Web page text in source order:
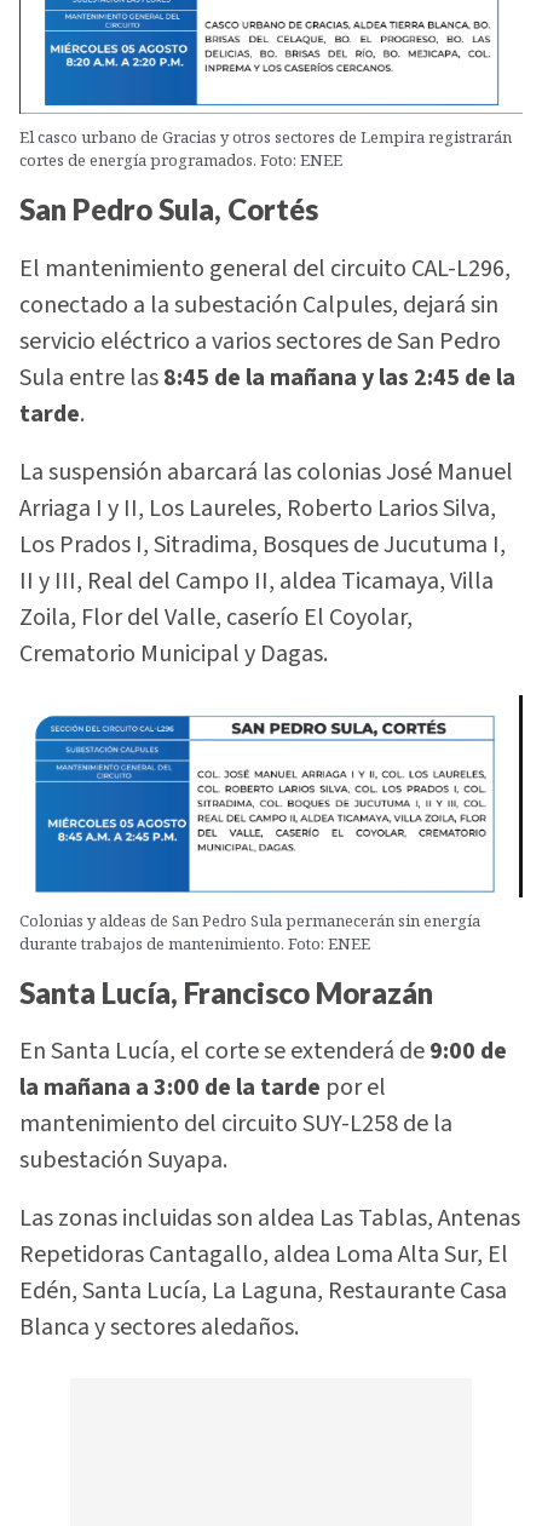
El casco urbano de Gracias y otros sectores de Lempira registrarán
cortes de energía programados. Foto: ENEE
San Pedro Sula, Cortés
El mantenimiento general del circuito CAL-L296,
conectado a la subestación Calpules, dejará sin
servicio eléctrico a varios sectores de San Pedro
Sula entre las8:45 de la mañana y las 2:45 de la
tarde.
La suspensión abarcará las colonias José Manuel
Arriaga I y II, Los Laureles, Roberto Larios Silva,
Los Prados I, Sitradima, Bosques de Jucutuma I,
II y III, Real del Campo II, aldea Ticamaya, Villa
Zoila, Flor del Valle, caserío El Coyolar,
Crematorio Municipal y Dagas.
Colonias y aldeas de San Pedro Sula permanecerán sin energía
durante trabajos de mantenimiento. Foto: ENEE
Santa Lucía, Francisco Morazán
En Santa Lucía, el corte se extenderá de9:00 de
la mañana a 3:00 de la tarde por el
mantenimiento del circuito SUY-L258 de la
subestación Suyapa.
Las zonas incluidas son aldea Las Tablas, Antenas
Repetidoras Cantagallo, aldea Loma Alta Sur, El
Edén, Santa Lucía, La Laguna, Restaurante Casa
Blanca y sectores aledaños.